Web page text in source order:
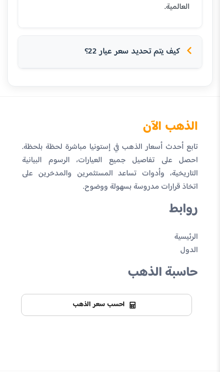
العالمية.
كيف يتم تحديد سعر عيار 22؟
الذهب الآن
تابع أحدث أسعار الذهب في إستونيا مباشرة لحظة بلحظة.
احصل على تفاصيل جميع العيارات، الرسوم البيانية
التاريخية، وأدوات تساعد المستثمرين والمدخرين على
اتخاذ قرارات مدروسة بسهولة ووضوح.
روابط
الرئيسية
الدول
حاسبة الذهب
احسب سعر الذهب